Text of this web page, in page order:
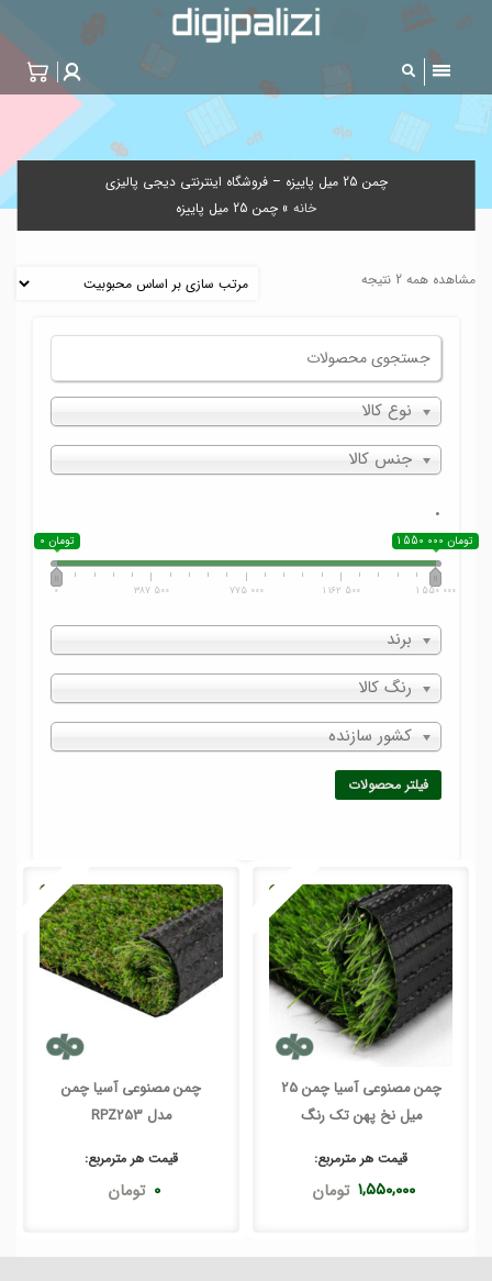
چمن 25 میل پاییزه – فروشگاه اینترنتی دیجی پالیزی
خانه » چمن 25 میل پاییزه
مشاهده همه 2 نتیجه
نوع کالا
جنس کالا
.
0 تومان 1 550 000 تومان
0 387 500 775 000 1 162 500 1 550 000
برند
رنگ کالا
کشور سازنده
فیلتر محصولات
چمن مصنوعی آسیا چمن 25
میل نخ پهن تک رنگ
قیمت هر مترمربع:
۱,۵۵۰,۰۰۰ تومان
چمن مصنوعی آسیا چمن
مدل RPZ253
قیمت هر مترمربع:
۰ تومان